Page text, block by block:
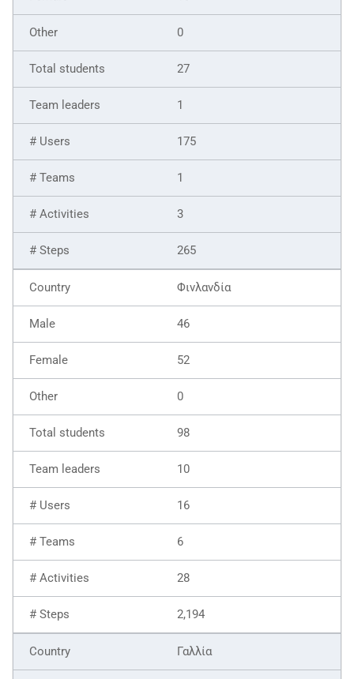
0
27
1
175
1
3
265
Φινλανδία
46
52
0
98
10
16
6
28
2,194
Γαλλία